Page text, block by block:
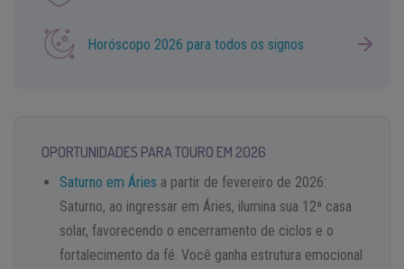
Horóscopo 2026 para todos os signos
OPORTUNIDADES PARA TOURO EM 2026
Saturno em Áries a partir de fevereiro de 2026:
Saturno, ao ingressar em Áries, ilumina sua 12ª casa
solar, favorecendo o encerramento de ciclos e o
fortalecimento da fé. Você ganha estrutura emocional